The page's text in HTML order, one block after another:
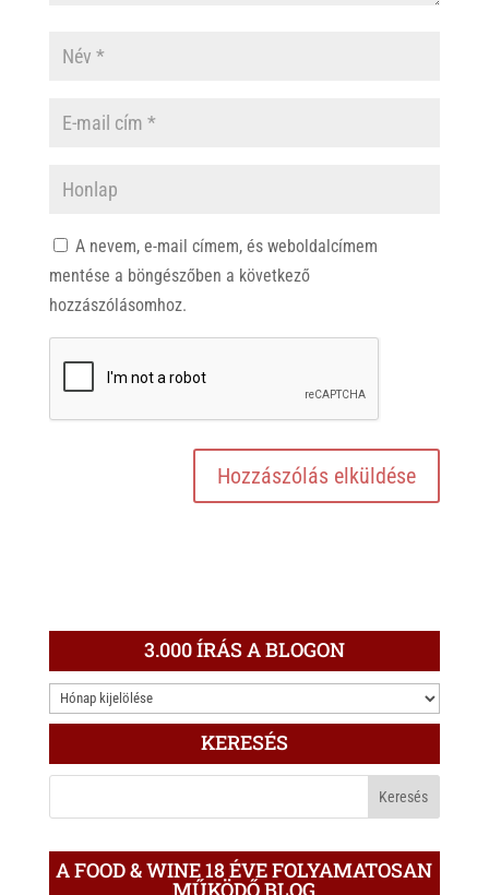
A nevem, e-mail címem, és weboldalcímem
mentése a böngészőben a következő
hozzászólásomhoz.
3.000 ÍRÁS A BLOGON
3.000
ÍRÁS
BLOGON
KERESÉS
A FOOD & WINE 18 ÉVE FOLYAMATOSAN
MŰKÖDŐ BLOG